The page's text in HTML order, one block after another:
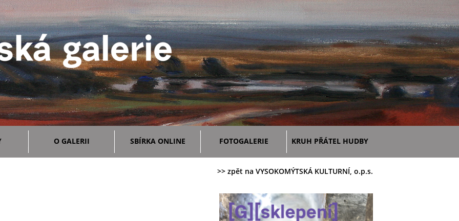
O GALERII SBÍRKA ONLINE FOTOGALERIE KRUH PŘÁTEL HUDBY
>> zpět na VYSOKOMÝTSKÁ KULTURNÍ, o.p.s.